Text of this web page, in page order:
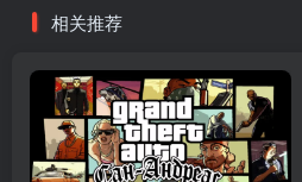
相关推荐